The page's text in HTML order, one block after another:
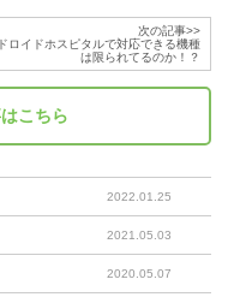
次の記事>>
ロイドホスピタルで対応できる機種
は限られてるのか！？
こちら
2022.01.25
2021.05.03
2020.05.07